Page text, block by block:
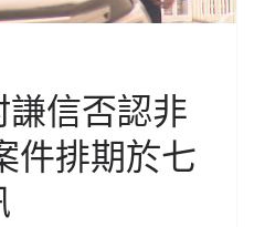
謙信否認非
件排期於七